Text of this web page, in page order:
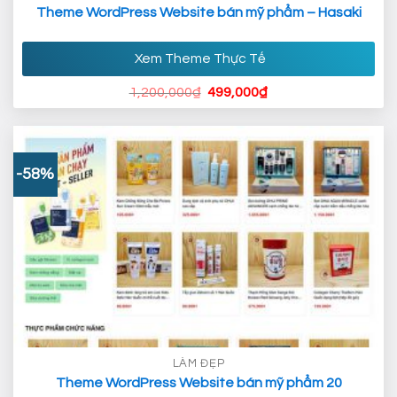
Theme WordPress Website bán mỹ phẩm – Hasaki
Xem Theme Thực Tế
1,200,000₫ Giá
499,000₫Giá
499,000₫.
-58%
LÀM ĐẸP
Theme WordPress Website bán mỹ phẩm 20